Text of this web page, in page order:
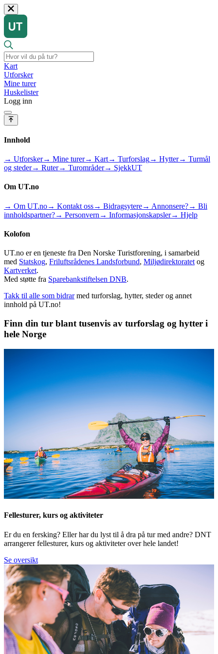
Kart
Utforsker
Mine turer
Huskelister
Logg inn
Innhold
→ Utforsker→ Mine turer→ Kart→ Turforslag→ Hytter→ Turmål
og steder→ Ruter→ Turområder→ SjekkUT
Om UT.no
→ Om UT.no→ Kontakt oss→ Bidragsytere→ Annonsere?→ Bli
innholdspartner?→ Personvern → Informasjonskapsler→ Hjelp
Kolofon
UT.no er en tjeneste fra Den Norske Turistforening, i samarbeid
med Statskog, Friluftsrådenes Landsforbund, Miljødirektoratet og
Kartverket.
Med støtte fra Sparebankstiftelsen DNB.
Takk til alle som bidrar med turforslag, hytter, steder og annet
innhold på UT.no!
Finn din tur blant tusenvis av turforslag og hytter i
hele Norge
Fellesturer, kurs og aktiviteter
Er du en fersking? Eller har du lyst til å dra på tur med andre? DNT
arrangerer fellesturer, kurs og aktiviteter over hele landet!
Se oversikt